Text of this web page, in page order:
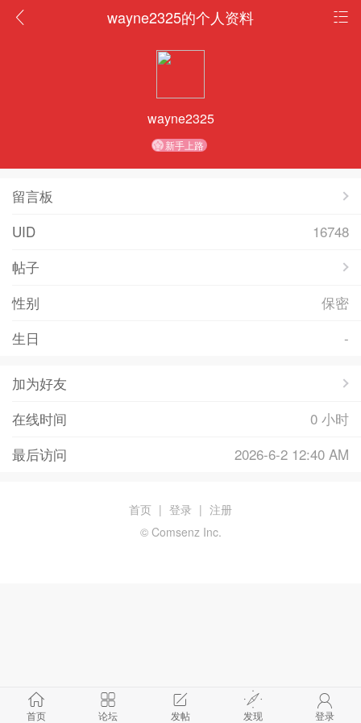
wayne2325的个人资料
wayne2325
新手上路
留言板
UID
16748
帖子
性别
保密
生日
-
加为好友
在线时间
0 小时
最后访问
2026-6-2 12:40 AM
首页 论坛 发帖 发现 登录
首页 | 登录 | 注册
© Comsenz Inc.